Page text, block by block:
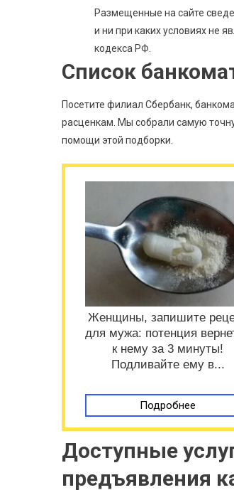
Размещенные на сайте
и ни при каких условиях не
кодекса РФ.
Список
Посетите филиал Сбербанк,
расценкам. Мы собрали самую
помощи этой подборки.
Женщины, запишите
для мужа: потенция
к нему за 3 минуты!
Подливайте ему в...
Подробнее
Доступные
предъявления